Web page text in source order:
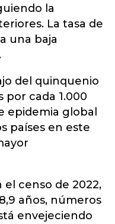
la
La tasa de
una baja
del quinquenio
por cada 1.000
epidemia global
países en este
el censo de 2022,
años, números
envejeciendo